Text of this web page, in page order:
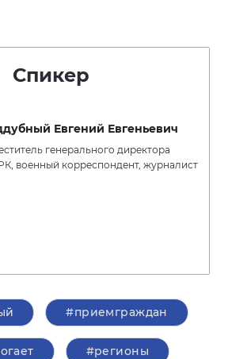
Спикер
Евгений Евгеньевич
генерального директора
военный корреспондент, журналист
#приемграждан
#регионы